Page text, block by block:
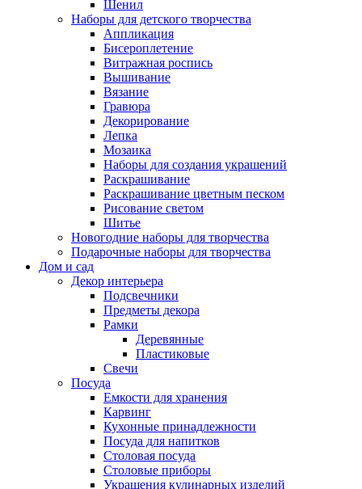
Шенил
Наборы для детского творчества
Аппликация
Бисероплетение
Витражная роспись
Вышивание
Вязание
Гравюра
Декорирование
Лепка
Мозаика
Наборы для создания украшений
Раскрашивание
Раскрашивание цветным песком
Рисование светом
Шитье
Новогодние наборы для творчества
Подарочные наборы для творчества
Дом и сад
Декор интерьера
Подсвечники
Предметы декора
Рамки
Деревянные
Пластиковые
Свечи
Посуда
Емкости для хранения
Карвинг
Кухонные принадлежности
Посуда для напитков
Столовая посуда
Столовые приборы
Украшения кулинарных изделий